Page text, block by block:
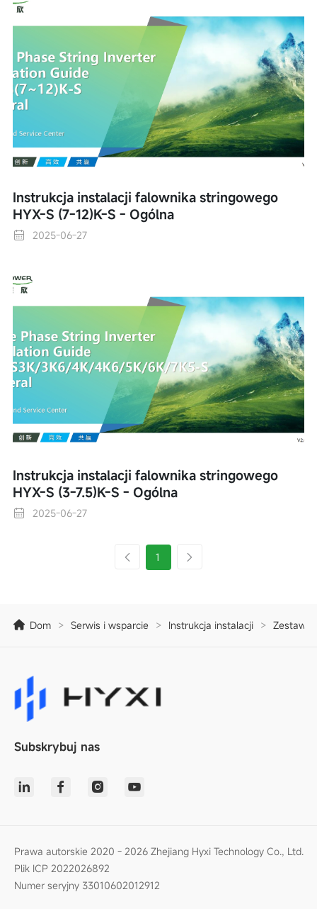
Instrukcja instalacji falownika stringowego
HYX-S (7-12)K-S - Ogólna
2025-06-27
Instrukcja instalacji falownika stringowego
HYX-S (3-7.5)K-S - Ogólna
2025-06-27
1
Dom > Serwis i wsparcie > Instrukcja instalacji > Zestawy
Subskrybuj nas
Prawa autorskie 2020 - 2026 Zhejiang Hyxi Technology Co., Ltd.
Plik ICP 2022026892
Numer seryjny 33010602012912